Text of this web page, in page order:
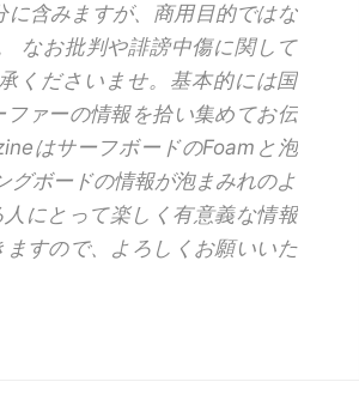
含みますが、商用目的ではな
なお批判や誹謗中傷に関して
くださいませ。基本的には国
ァーの情報を拾い集めてお伝
はサーフボードのFoamと泡
ボードの情報が泡まみれのよ
にとって楽しく有意義な情報
すので、よろしくお願いいた